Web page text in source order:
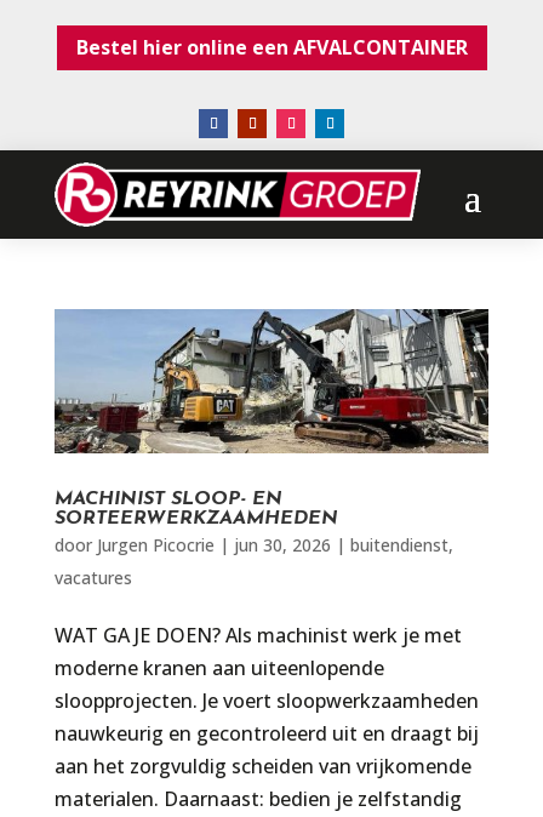
Bestel hier online een AFVALCONTAINER
MACHINIST SLOOP- EN
SORTEERWERKZAAMHEDEN
door Jurgen Picocrie | jun 30, 2026 | buitendienst,
vacatures
WAT GA JE DOEN? Als machinist werk je met
moderne kranen aan uiteenlopende
sloopprojecten. Je voert sloopwerkzaamheden
nauwkeurig en gecontroleerd uit en draagt bij
aan het zorgvuldig scheiden van vrijkomende
materialen. Daarnaast: bedien je zelfstandig